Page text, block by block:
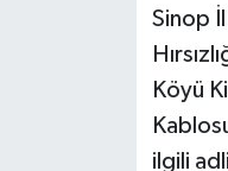
Sinop
Köyü
ilgili